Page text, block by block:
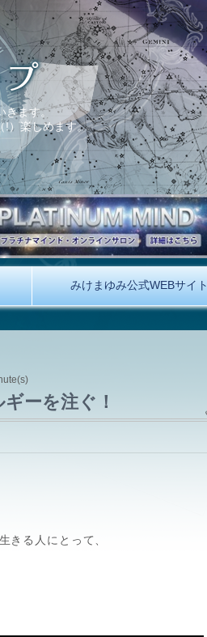
きます。
!）楽しめます。
みけまゆみ公式WEBサイト
ーを注ぐ！
きる人にとって、